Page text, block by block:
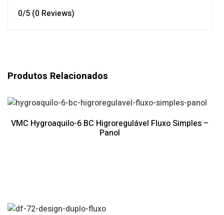
0/5 (0 Reviews)
Produtos Relacionados
VMC Hygroaquilo-6 BC Higroregulável Fluxo Simples –
Panol